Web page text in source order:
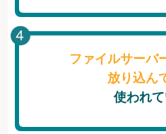
ファイルサーバ
放り込ん
使われ